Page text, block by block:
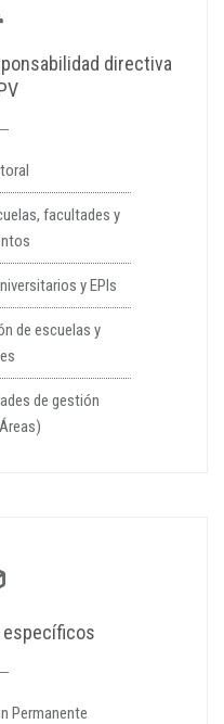
directiva
facultades y
y EPIs
de escuelas y
de gestión
Permanente